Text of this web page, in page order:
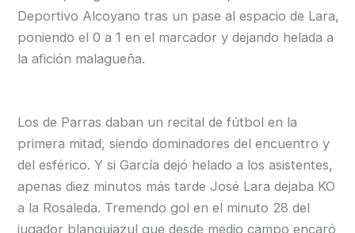
Deportivo Alcoyano tras un pase al espacio de Lara,
poniendo el 0 a 1 en el marcador y dejando helada a
la afición malagueña.
Los de Parras daban un recital de fútbol en la
primera mitad, siendo dominadores del encuentro y
del esférico. Y si García dejó helado a los asistentes,
apenas diez minutos más tarde José Lara dejaba KO
a la Rosaleda. Tremendo gol en el minuto 28 del
jugador blanquiazul que desde medio campo encaró